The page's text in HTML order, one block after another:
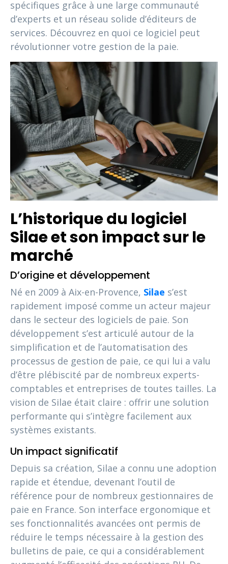
spécifiques grâce à une large communauté
d’experts et un réseau solide d’éditeurs de
services. Découvrez en quoi ce logiciel peut
révolutionner votre gestion de la paie.
L’historique du logiciel
Silae et son impact sur le
marché
D’origine et développement
Né en 2009 à Aix-en-Provence, Silae s’est
rapidement imposé comme un acteur majeur
dans le secteur des logiciels de paie. Son
développement s’est articulé autour de la
simplification et de l’automatisation des
processus de gestion de paie, ce qui lui a valu
d’être plébiscité par de nombreux experts-
comptables et entreprises de toutes tailles. La
vision de Silae était claire : offrir une solution
performante qui s’intègre facilement aux
systèmes existants.
Un impact significatif
Depuis sa création, Silae a connu une adoption
rapide et étendue, devenant l’outil de
référence pour de nombreux gestionnaires de
paie en France. Son interface ergonomique et
ses fonctionnalités avancées ont permis de
réduire le temps nécessaire à la gestion des
bulletins de paie, ce qui a considérablement